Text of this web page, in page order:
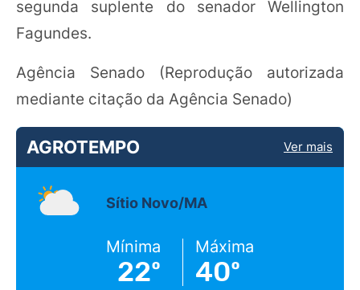
segunda suplente do senador Wellington
Fagundes.
Agência Senado (Reprodução autorizada
mediante citação da Agência Senado)
AGROTEMPO Ver mais
Sítio Novo/MA
Mínima
22º
Máxima
40º